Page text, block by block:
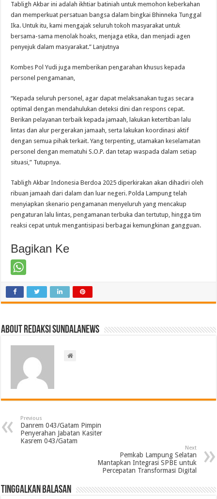
Tabligh Akbar ini adalah ikhtiar batiniah untuk memohon keberkahan
dan memperkuat persatuan bangsa dalam bingkai Bhinneka Tunggal
Ika. Untuk itu, kami mengajak seluruh tokoh masyarakat untuk
bersama-sama menolak hoaks, menjaga etika, dan menjadi agen
penyejuk dalam masyarakat.” Lanjutnya
Kombes Pol Yudi juga memberikan pengarahan khusus kepada
personel pengamanan,
“Kepada seluruh personel, agar dapat melaksanakan tugas secara
optimal dengan mendahulukan deteksi dini dan respons cepat.
Berikan pelayanan terbaik kepada jamaah, lakukan ketertiban lalu
lintas dan alur pergerakan jamaah, serta lakukan koordinasi aktif
dengan semua pihak terkait. Yang terpenting, utamakan keselamatan
personel dengan mematuhi S.O.P. dan tetap waspada dalam setiap
situasi,” Tutupnya.
Tabligh Akbar Indonesia Berdoa 2025 diperkirakan akan dihadiri oleh
ribuan jamaah dari dalam dan luar negeri. Polda Lampung telah
menyiapkan skenario pengamanan menyeluruh yang mencakup
pengaturan lalu lintas, pengamanan terbuka dan tertutup, hingga tim
reaksi cepat untuk mengantisipasi berbagai kemungkinan gangguan.
Bagikan Ke
About Redaksi Sundalanews
Previous
Danrem 043/Gatam Pimpin
Penyerahan Jabatan Kasiter
Kasrem 043/Gatam
Next
Pemkab Lampung Selatan
Mantapkan Integrasi SPBE untuk
Percepatan Transformasi Digital
Tinggalkan Balasan